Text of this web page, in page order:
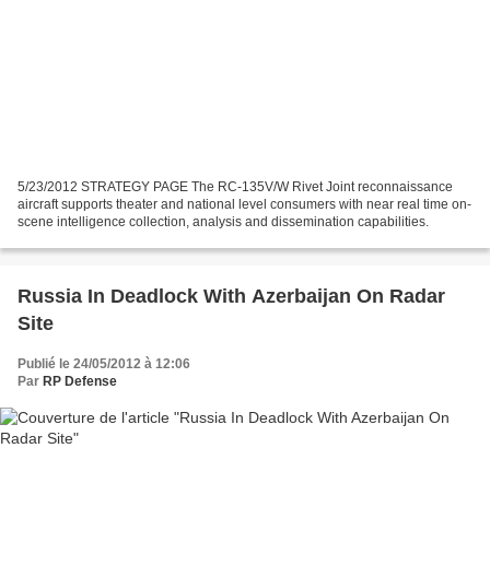
5/23/2012 STRATEGY PAGE The RC-135V/W Rivet Joint reconnaissance
aircraft supports theater and national level consumers with near real time on-
scene intelligence collection, analysis and dissemination capabilities.
Russia In Deadlock With Azerbaijan On Radar
Site
Publié le 24/05/2012 à 12:06
Par RP Defense